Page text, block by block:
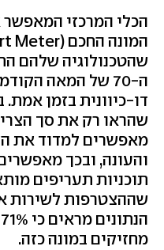
הכלי המרכזי
שהטכנולוגיה שלהם
ה-70 של המאה
דו-כיוונית בזמן אמת.
שהראו רק את סך
מאפשרים למדוד את
והעונה, ובכך
תוכניות תעריפים
שההצטרפות לשירות
מחזיקים במונה כזה.